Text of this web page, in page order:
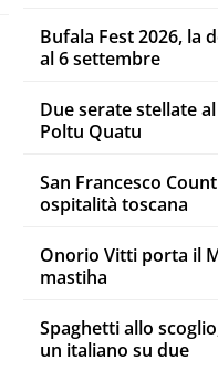
Bufala Fest 2026, la
al 6 settembre
Due serate stellate
Poltu Quatu
San Francesco
ospitalità toscana
Onorio Vitti porta il
mastiha
Spaghetti allo
un italiano su due